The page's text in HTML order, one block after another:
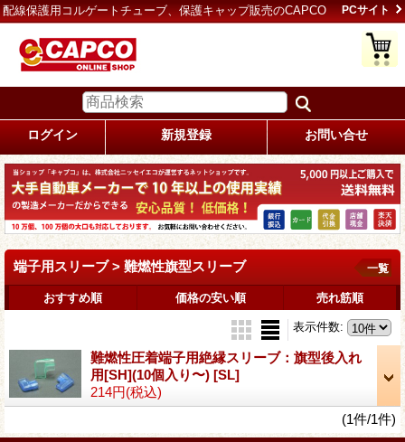
配線保護用コルゲートチューブ、保護キャップ販売のCAPCO PCサイト
ログイン 新規登録 お問い合せ
端子用スリーブ > 難燃性旗型スリーブ 一覧
おすすめ順 価格の安い順 売れ筋順
表示件数:
難燃性圧着端子用絶縁スリーブ：旗型後入れ
用[SH](10個入り〜) [SL]
214円(税込)
(1件/1件)